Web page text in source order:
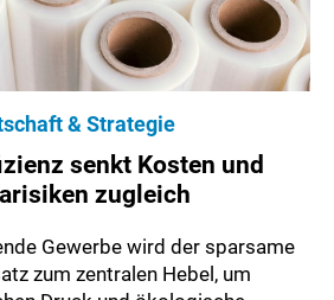
& Strategie
senkt Kosten und
zugleich
Gewerbe wird der sparsame
zum zentralen Hebel, um